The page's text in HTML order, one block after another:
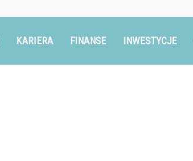
KARIERA FINANSE INWESTYCJE